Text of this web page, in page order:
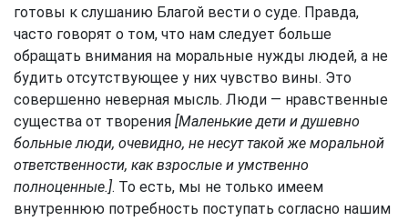
готовы к слушанию Благой вести о суде. Правда,
часто говорят о том, что нам следует больше
обращать внимания на моральные нужды людей, а не
будить отсутствующее у них чувство вины. Это
совершенно неверная мысль. Люди — нравственные
существа от творения [Маленькие дети и душевно
больные люди, очевидно, не несут такой же моральной
ответственности, как взрослые и умственно
полноценные.]. То есть, мы не только имеем
внутреннюю потребность поступать согласно нашим